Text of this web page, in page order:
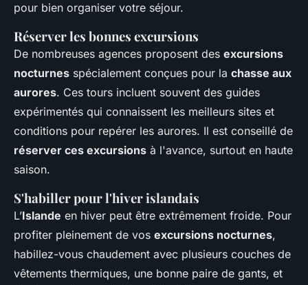
pour bien organiser votre séjour.
Réserver les bonnes excursions
De nombreuses agences proposent des excursions
nocturnes spécialement conçues pour la chasse aux
aurores. Ces tours incluent souvent des guides
expérimentés qui connaissent les meilleurs sites et
conditions pour repérer les aurores. Il est conseillé de
réserver ces excursions à l'avance, surtout en haute
saison.
S'habiller pour l'hiver islandais
L’Islande en hiver peut être extrêmement froide. Pour
profiter pleinement de vos excursions nocturnes,
habillez-vous chaudement avec plusieurs couches de
vêtements thermiques, une bonne paire de gants, et